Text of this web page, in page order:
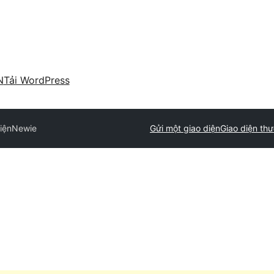
Tải WordPress
Newie Gửi một giao diệnGiao diện